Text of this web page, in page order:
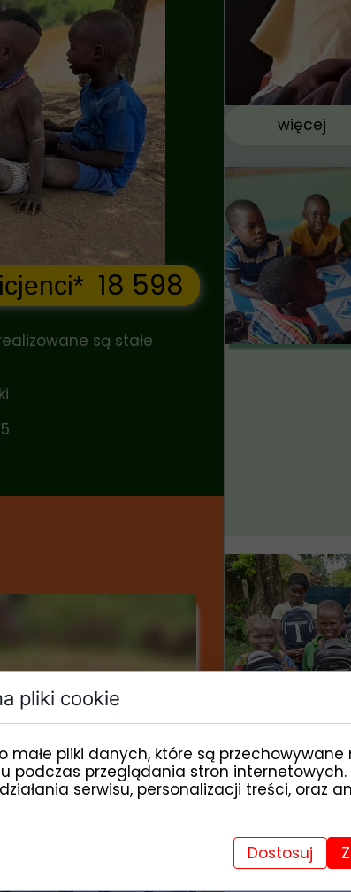
są stałe
18 598
POMAGAM
więcej
pliki cookie
małe pliki danych, które są przechowywane
podczas przeglądania stron
serwisu, personalizacji treści, oraz
Dostosuj